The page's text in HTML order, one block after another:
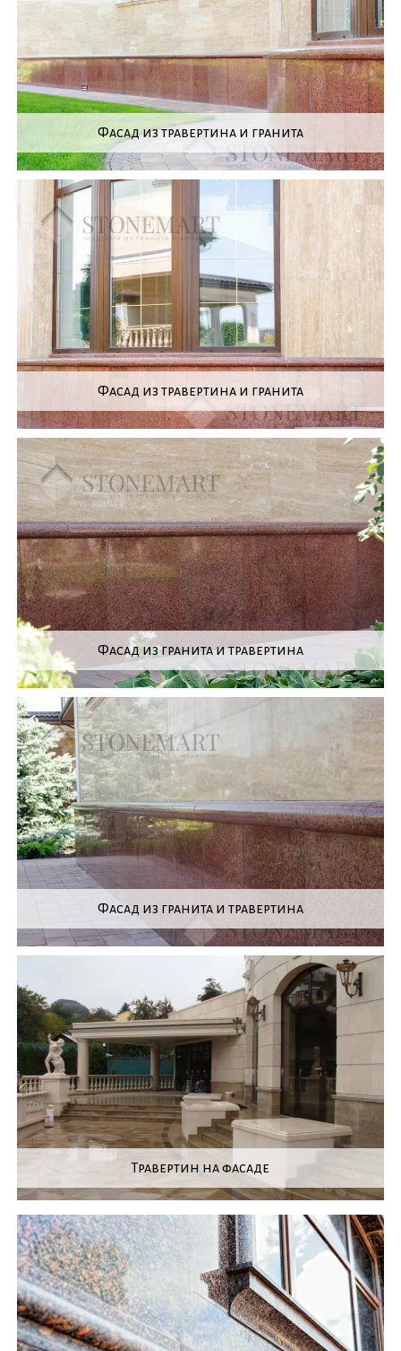
Фасад из травертина и гранита
Фасад из травертина и гранита
Фасад из гранита и травертина
Фасад из гранита и травертина
Травертин на фасаде